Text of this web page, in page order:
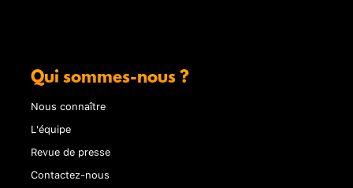
Qui sommes-nous ?
Nous connaître
L'équipe
Revue de presse
Contactez-nous